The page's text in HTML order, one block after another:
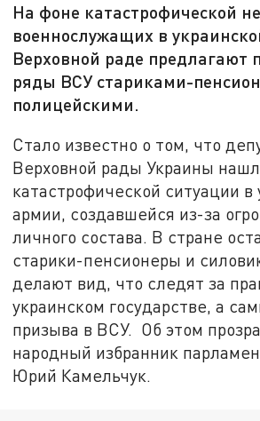
На фоне катастрофической
военнослужащих в
Верховной раде предлагают
ряды ВСУ стариками-
полицейскими.
Стало известно о том, что
Верховной рады Украины
катастрофической ситуации в
армии, создавшейся из-за
личного состава. В стране
старики-пенсионеры и
делают вид, что следят за
украинском государстве, а
призыва в ВСУ. Об этом
народный избранник
Юрий Камельчук.